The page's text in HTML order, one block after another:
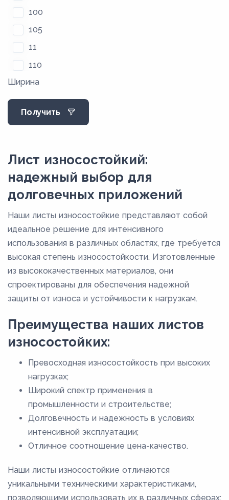
100
105
11
110
115
12
120
18
19
2
22
23
2,4
24
25
26
28
3
30
Ширина
Получить
Лист износостойкий:
надежный выбор для
долговечных приложений
Наши листы износостойкие представляют собой
идеальное решение для интенсивного
использования в различных областях, где требуется
высокая степень износостойкости. Изготовленные
из высококачественных материалов, они
спроектированы для обеспечения надежной
защиты от износа и устойчивости к нагрузкам.
Преимущества наших листов
износостойких:
Превосходная износостойкость при высоких
нагрузках;
Широкий спектр применения в
промышленности и строительстве;
Долговечность и надежность в условиях
интенсивной эксплуатации;
Отличное соотношение цена-качество.
Наши листы износостойкие отличаются
уникальными техническими характеристиками,
позволяющими использовать их в различных сферах: